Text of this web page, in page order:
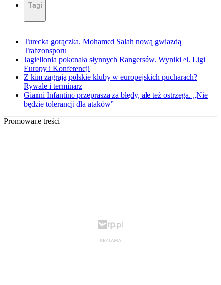
Tagi
Turecka gorączka. Mohamed Salah nową gwiazdą
Trabzonsporu
Jagiellonia pokonała słynnych Rangersów. Wyniki el. Ligi
Europy i Konferencji
Z kim zagrają polskie kluby w europejskich pucharach?
Rywale i terminarz
Gianni Infantino przeprasza za błędy, ale też ostrzega. „Nie
będzie tolerancji dla ataków”
Promowane treści